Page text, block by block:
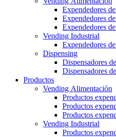
Expendedores
Expendedores
Expendedores
Vending Industrial
Expendedores
Dispensing
Dispensadores
Dispensadores
Productos
Vending Alimentación
Productos
Productos
Productos
Vending Industrial
Productos